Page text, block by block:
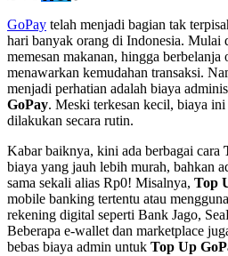
GoPay telah menjadi bagian tak
hari banyak orang di Indonesia. Mulai
memesan makanan, hingga
menawarkan kemudahan transaksi.
menjadi perhatian adalah biaya
GoPay. Meski terkesan kecil, biaya
dilakukan secara rutin.
Kabar baiknya, kini ada berbagai cara
biaya yang jauh lebih murah, bahkan
sama sekali alias Rp0! Misalnya, Top
mobile banking tertentu atau
rekening digital seperti Bank Jago,
Beberapa e-wallet dan marketplace
bebas biaya admin untuk Top Up